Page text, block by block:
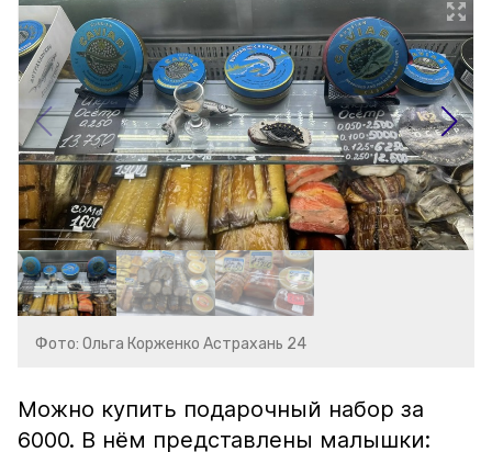
Фото: Ольга Корженко Астрахань 24
Можно купить подарочный набор за
6000. В нём представлены малышки: